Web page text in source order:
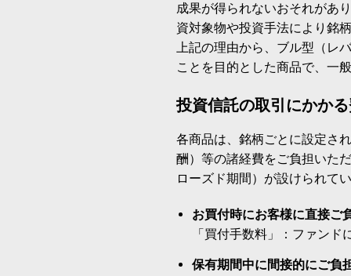
成果が得られないおそれがあ
資対象物や投資手法により銘
上記の理由から、ブル型（レ
ことを目的とした商品で、一
投資信託の取引にかか
各商品は、銘柄ごとに設定さ
酬）等の諸経費をご負担いた
ローズド期間）が設けられて
お買付時にお客様に直接ご
「買付手数料」：ファンド
保有期間中に間接的にご負